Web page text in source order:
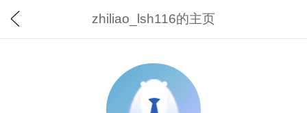
zhiliao_lsh116的主页